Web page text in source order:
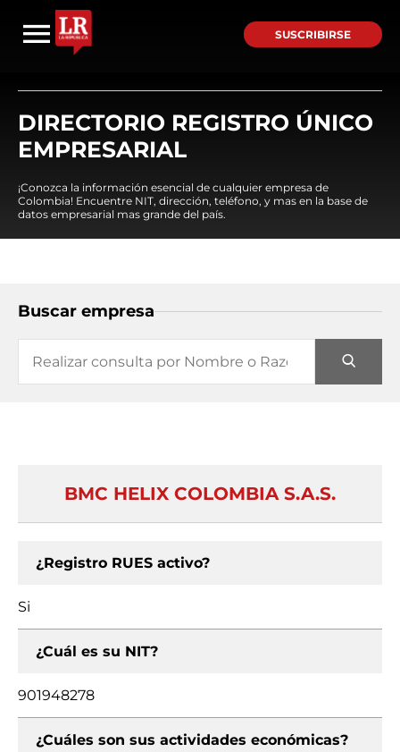
SUSCRIBIRSE
DIRECTORIO REGISTRO ÚNICO
EMPRESARIAL
¡Conozca la información esencial de cualquier empresa de
Colombia! Encuentre NIT, dirección, teléfono, y mas en la base de
datos empresarial mas grande del país.
Buscar empresa
BMC HELIX COLOMBIA S.A.S.
¿Registro RUES activo?
Si
¿Cuál es su NIT?
901948278
¿Cuáles son sus actividades económicas?